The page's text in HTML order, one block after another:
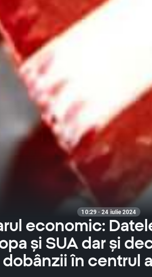
10:29 · 24 iulie 2024
economic:
și SUA dar și
dobânzii în centrul